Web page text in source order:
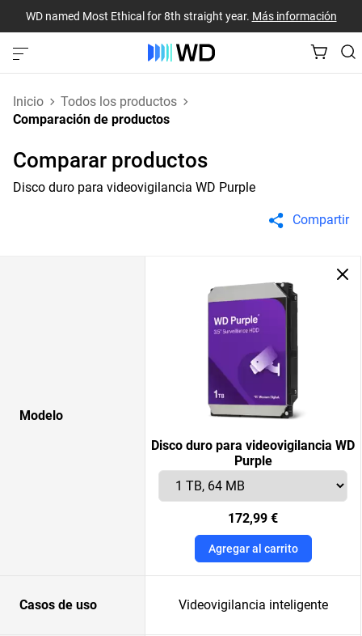
WD named Most Ethical for 8th straight year. Más información
Inicio
Todos los productos
Comparación de productos
Comparar productos
Disco duro para videovigilancia WD Purple
Compartir
Modelo
Disco duro para videovigilancia WD
Purple
172,99 €
Agregar al carrito
Casos de uso Videovigilancia inteligente